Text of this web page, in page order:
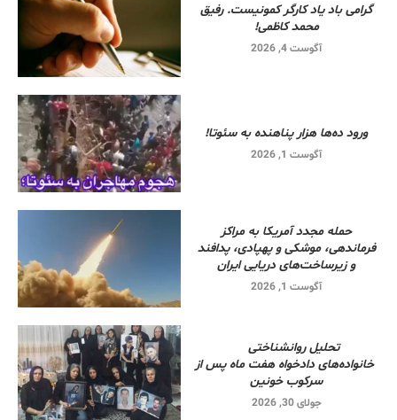
گرامی باد یاد کارگر کمونیست. رفیق
محمد کاظمی!
آگوست 4, 2026
ورود ده‌ها هزار پناهنده به سئوتا!
آگوست 1, 2026
حمله مجدد آمریکا به مراکز
فرماندهی، موشکی و پهپادی، پدافند
و زیرساخت‌های دریایی ایران
آگوست 1, 2026
تحلیل روانشناختی
خانواده‌های دادخواه هفت ماه پس از
سرکوب خونین
جولای 30, 2026